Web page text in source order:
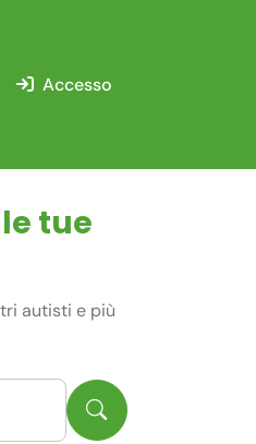
Accesso
tue
autisti e più